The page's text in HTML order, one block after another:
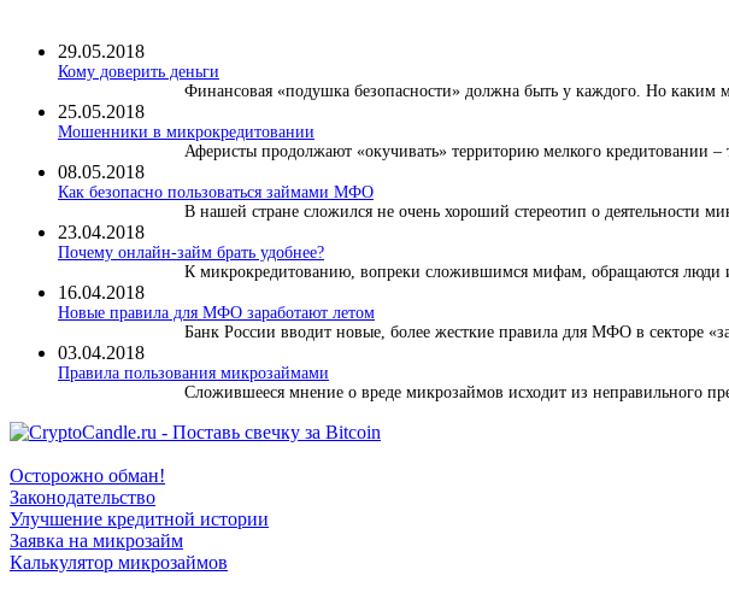
29.05.2018
Кому доверить деньги
Финансовая «подушка безопасности» должна быть у каждого. Но каким
25.05.2018
Мошенники в микрокредитовании
Аферисты продолжают «окучивать» территорию мелкого кредитовании
08.05.2018
Как безопасно пользоваться займами МФО
В нашей стране сложился не очень хороший стереотип о деятельности
23.04.2018
Почему онлайн-займ брать удобнее?
К микрокредитованию, вопреки сложившимся мифам, обращаются люди
16.04.2018
Новые правила для МФО заработают летом
Банк России вводит новые, более жесткие правила для МФО в секторе
03.04.2018
​Правила пользования микрозаймами
Сложившееся мнение о вреде микрозаймов исходит из неправильного
Осторожно обман!
Законодательство
Улучшение кредитной истории
Заявка на микрозайм
Калькулятор микрозаймов